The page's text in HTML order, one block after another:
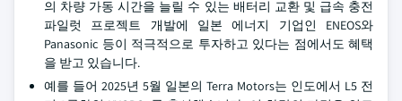
의 차량 가동 시간을 늘릴 수 있는 배터리 교환 및 급속 충전
파일럿 프로젝트 개발에 일본 에너지 기업인 ENEOS와
Panasonic 등이 적극적으로 투자하고 있다는 점에서도 혜택
을 받고 있습니다.
예를 들어 2025년 5월 일본의 Terra Motors는 인도에서 L5 전